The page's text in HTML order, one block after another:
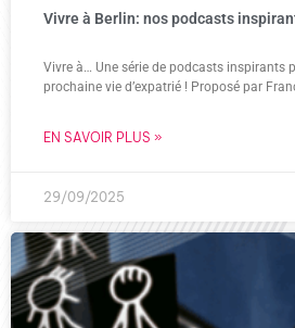
Vivre à Berlin: nos podcasts
Vivre à… Une série de podcasts inspirants
prochaine vie d’expatrié ! Proposé par
EN SAVOIR PLUS »
29/09/2025